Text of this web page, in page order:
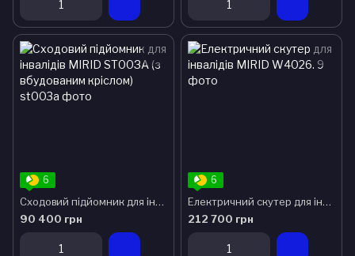
6
Сходовий підйомник для інвалідів MIRID ST00ЗА (з вбудованим кріслом)
90 400 грн
6
Електричний скутер для інвалідів MIRID W4026.
212 700 грн